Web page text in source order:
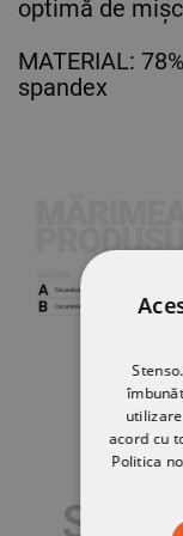
optimă de
MATERIAL:
spandex
S-
acord cu
Politica